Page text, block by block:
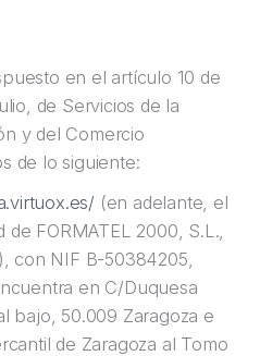
en el artículo 10 de
de Servicios de la
y del Comercio
de lo siguiente:
(en adelante, el
FORMATEL 2000, S.L.,
con NIF B-50384205,
en C/Duquesa
bajo, 50.009 Zaragoza e
de Zaragoza al Tomo